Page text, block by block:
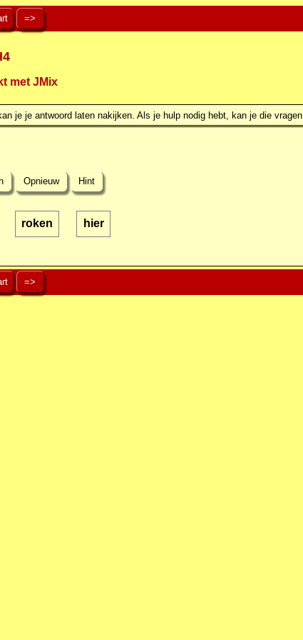
=>
met JMix
je je antwoord laten nakijken. Als je hulp nodig hebt, kan je die vragen.
Opnieuw Hint
roken hier
=>